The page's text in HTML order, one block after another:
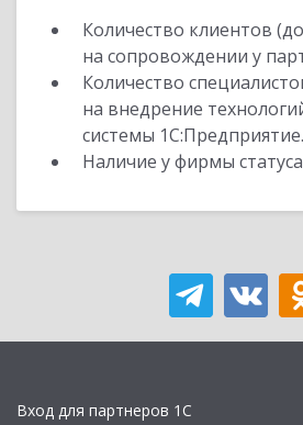
Количество клиентов
на сопровождении у
Количество
на внедрение
системы 1С:Предприятие.
Наличие у фирмы статуса
Вход для партнеров 1С